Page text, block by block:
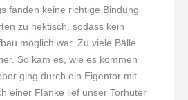
fanden keine richtige Bindung
zu hektisch, sodass kein
möglich war. Zu viele Bälle
So kam es, wie es kommen
ging durch ein Eigentor mit
einer Flanke lief unser Torhüter